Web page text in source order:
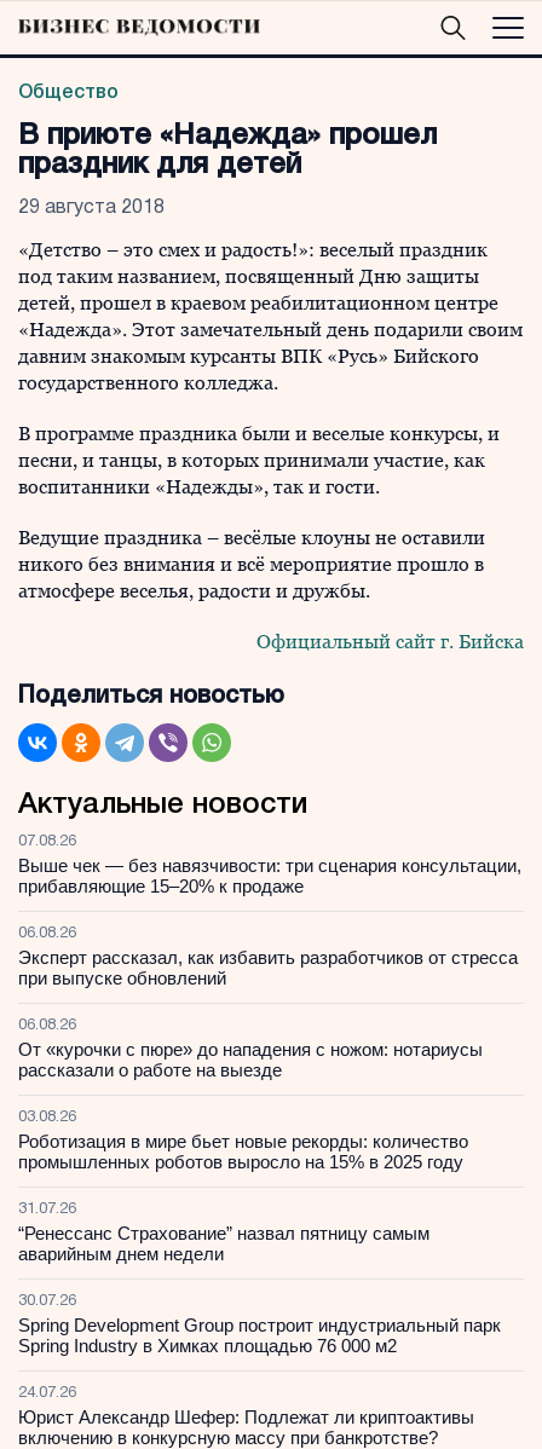
Общество
В приюте «Надежда» прошел
праздник для детей
29 августа 2018
«Детство – это смех и радость!»: веселый праздник
под таким названием, посвященный Дню защиты
детей, прошел в краевом реабилитационном центре
«Надежда». Этот замечательный день подарили своим
давним знакомым курсанты ВПК «Русь» Бийского
государственного колледжа.
В программе праздника были и веселые конкурсы, и
песни, и танцы, в которых принимали участие, как
воспитанники «Надежды», так и гости.
Ведущие праздника – весёлые клоуны не оставили
никого без внимания и всё мероприятие прошло в
атмосфере веселья, радости и дружбы.
Официальный сайт г. Бийска
Поделиться новостью
Актуальные новости
07.08.26
Выше чек — без навязчивости: три сценария консультации,
прибавляющие 15–20% к продаже
06.08.26
Эксперт рассказал, как избавить разработчиков от стресса
при выпуске обновлений
06.08.26
От «курочки с пюре» до нападения с ножом: нотариусы
рассказали о работе на выезде
03.08.26
Роботизация в мире бьет новые рекорды: количество
промышленных роботов выросло на 15% в 2025 году
31.07.26
“Ренессанс Страхование” назвал пятницу самым
аварийным днем недели
30.07.26
Spring Development Group построит индустриальный парк
Spring Industry в Химках площадью 76 000 м2
24.07.26
Юрист Александр Шефер: Подлежат ли криптоактивы
включению в конкурсную массу при банкротстве?